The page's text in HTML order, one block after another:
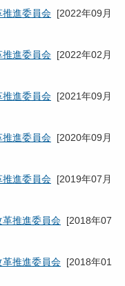
推進委員会 [2022年09月
推進委員会 [2022年02月
推進委員会 [2021年09月
推進委員会 [2020年09月
推進委員会 [2019年07月
推進委員会 [2018年07
推進委員会 [2018年01